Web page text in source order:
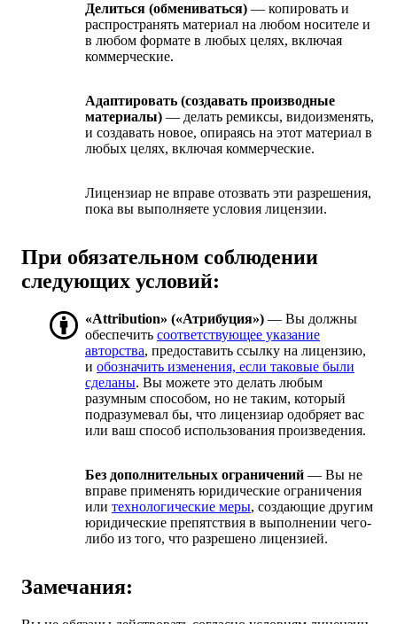
Делиться (обмениваться) — копировать и
распространять материал на любом носителе и
в любом формате в любых целях, включая
коммерческие.
Адаптировать (создавать производные
материалы) — делать ремиксы, видоизменять,
и создавать новое, опираясь на этот материал в
любых целях, включая коммерческие.
Лицензиар не вправе отозвать эти разрешения,
пока вы выполняете условия лицензии.
При обязательном соблюдении
следующих условий:
«Attribution» («Атрибуция») — Вы должны
обеспечить соответствующее указание
авторства, предоставить ссылку на лицензию,
и обозначить изменения, если таковые были
сделаны. Вы можете это делать любым
разумным способом, но не таким, который
подразумевал бы, что лицензиар одобряет вас
или ваш способ использования произведения.
Без дополнительных ограничений — Вы не
вправе применять юридические ограничения
или технологические меры, создающие другим
юридические препятствия в выполнении чего-
либо из того, что разрешено лицензией.
Замечания: